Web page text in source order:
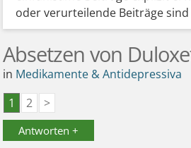
oder verurteilende Beiträge
Absetzen von
in Medikamente & Antidepressiva
1
2 >
Antworten +